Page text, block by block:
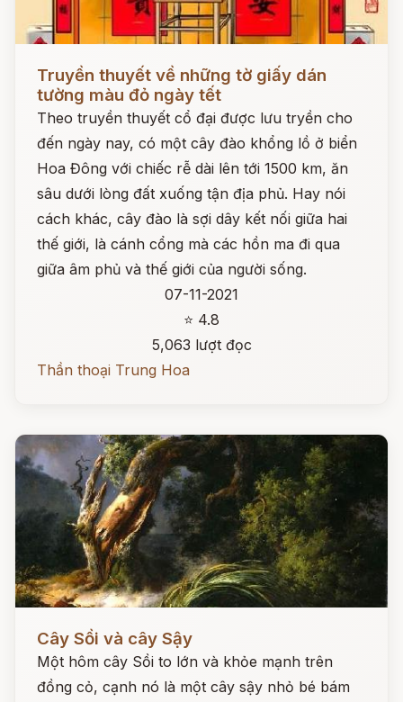
Đọc ngay
Truyền thuyết về những tờ giấy dán
tường màu đỏ ngày tết
Theo truyền thuyết cổ đại được lưu tryền cho
đến ngày nay, có một cây đào khổng lồ ở biển
Hoa Đông với chiếc rễ dài lên tới 1500 km, ăn
sâu dưới lòng đất xuống tận địa phủ. Hay nói
cách khác, cây đào là sợi dây kết nối giữa hai
thế giới, là cánh cổng mà các hồn ma đi qua
giữa âm phủ và thế giới của người sống.
07-11-2021
⭐ 4.8
5,063 lượt đọc
Thần thoại Trung Hoa
Cây Sồi và cây Sậy
Một hôm cây Sồi to lớn và khỏe mạnh trên
đồng cỏ, cạnh nó là một cây sậy nhỏ bé bám